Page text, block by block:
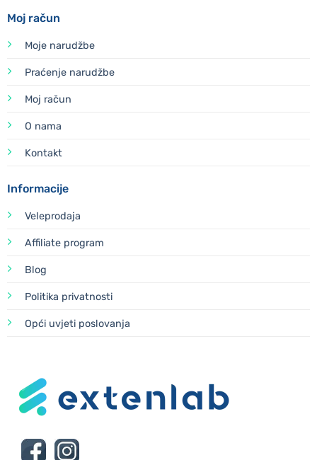
Moj račun
Moje narudžbe
Praćenje narudžbe
Moj račun
O nama
Kontakt
Informacije
Veleprodaja
Affiliate program
Blog
Politika privatnosti
Opći uvjeti poslovanja